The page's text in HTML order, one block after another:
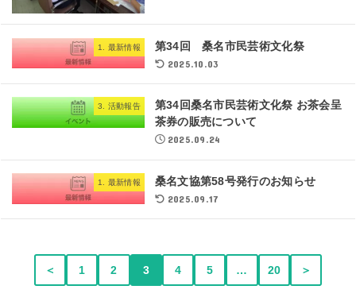
1. 最新情報 第34回 桑名市民芸術文化祭
2025.10.03
3. 活動報告
第34回桑名市民芸術文化祭 お茶会呈
茶券の販売について
2025.09.24
1. 最新情報 桑名文協第58号発行のお知らせ
2025.09.17
＜ 1 2 3 4 5 … 20 ＞